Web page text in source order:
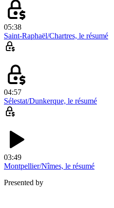
05:38
Saint-Raphaël/Chartres, le résumé
04:57
Sélestat/Dunkerque, le résumé
03:49
Montpellier/Nîmes, le résumé
Presented by